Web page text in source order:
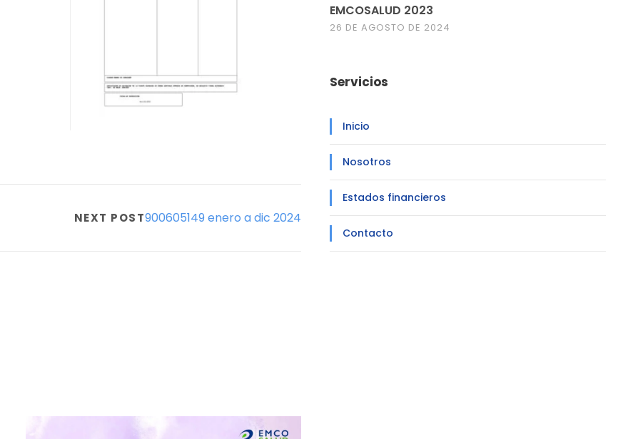
NEXT POST900605149 enero a dic 2024
EMCOSALUD 2023
26 DE AGOSTO DE 2024
Servicios
Inicio
Nosotros
Estados financieros
Contacto